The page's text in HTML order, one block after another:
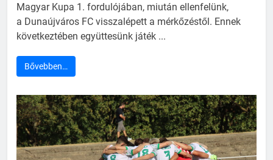
Magyar Kupa 1. fordulójában, miután ellenfelünk,
a Dunaújváros FC visszalépett a mérkőzéstől. Ennek
következtében együttesünk játék ...
Bővebben…